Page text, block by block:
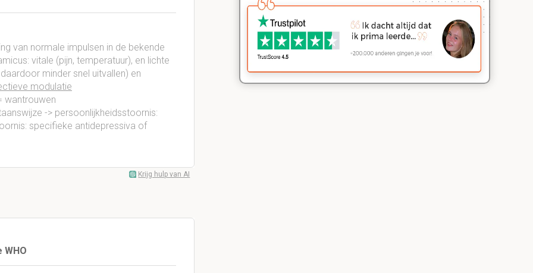
van normale impulsen in de bekende
vitale (pijn, temperatuur), en lichte
minder snel uitvallen) en
modulatie
wantrouwen
-> persoonlijkheidsstoornis:
specifieke antidepressiva of
Krijg hulp van AI
WHO